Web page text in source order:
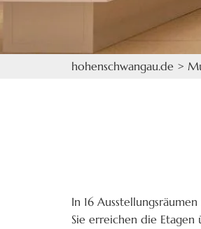
hohenschwangau.de >
In 16
Sie erreichen die Etagen